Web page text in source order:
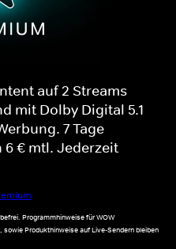
auf 2 Streams
mit Dolby Digital 5.1
7 Tage
6 € mtl. Jederzeit
Programmhinweise für WOW
Produkthinweise auf Live-Sendern bleiben